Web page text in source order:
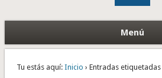
Menú
Tu estás aquí: Inicio › Entradas